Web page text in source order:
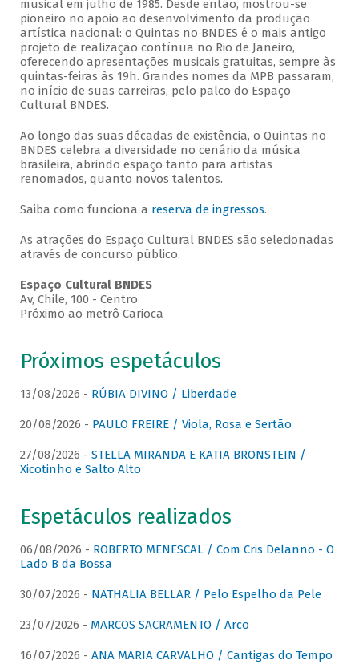
musical em julho de 1985. Desde então, mostrou-se
pioneiro no apoio ao desenvolvimento da produção
artística nacional: o Quintas no BNDES é o mais antigo
projeto de realização contínua no Rio de Janeiro,
oferecendo apresentações musicais gratuitas, sempre às
quintas-feiras às 19h. Grandes nomes da MPB passaram,
no início de suas carreiras, pelo palco do Espaço
Cultural BNDES.
Ao longo das suas décadas de existência, o Quintas no
BNDES celebra a diversidade no cenário da música
brasileira, abrindo espaço tanto para artistas
renomados, quanto novos talentos.
Saiba como funciona a reserva de ingressos.
As atrações do Espaço Cultural BNDES são selecionadas
através de concurso público.
Espaço Cultural BNDES
Av, Chile, 100 - Centro
Próximo ao metrô Carioca
Próximos espetáculos
13/08/2026 - RÚBIA DIVINO / Liberdade
20/08/2026 - PAULO FREIRE / Viola, Rosa e Sertão
27/08/2026 - STELLA MIRANDA E KATIA BRONSTEIN /
Xicotinho e Salto Alto
Espetáculos realizados
06/08/2026 - ROBERTO MENESCAL / Com Cris Delanno - O
Lado B da Bossa
30/07/2026 - NATHALIA BELLAR / Pelo Espelho da Pele
23/07/2026 - MARCOS SACRAMENTO / Arco
16/07/2026 - ANA MARIA CARVALHO / Cantigas do Tempo